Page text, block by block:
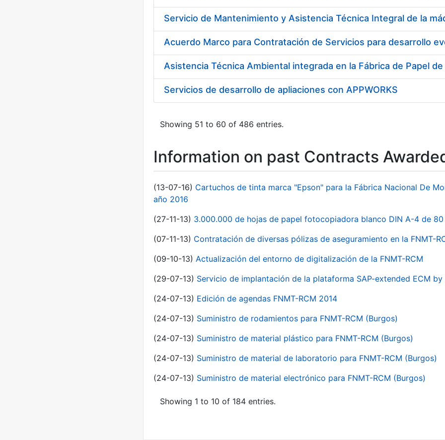
Asistencia Técnica Ambiental integrada en la Fábrica de Papel
Servicios de desarrollo de apliaciones con APPWORKS
Showing 51 to 60 of 486 entries.
Information on past Contracts
(13-07-16) Cartuchos de tinta marca "Epson" para la Fábrica Nacional De
año 2016
(27-11-13) 3.000.000 de hojas de papel fotocopiadora blanco DIN A-4 de 80
(07-11-13) Contratación de diversas pólizas de aseguramiento en la FNMT-
(09-10-13) Actualización del entorno de digitalización de la FNMT-RCM
(29-07-13) Servicio de implantación de la plataforma SAP-extended ECM by
(24-07-13) Edición de agendas FNMT-RCM 2014
(24-07-13) Suministro de rodamientos para FNMT-RCM (Burgos)
(24-07-13) Suministro de material plástico para FNMT-RCM (Burgos)
(24-07-13) Suministro de material de laboratorio para FNMT-RCM (Burgos)
(24-07-13) Suministro de material electrónico para FNMT-RCM (Burgos)
Showing 1 to 10 of 184 entries.